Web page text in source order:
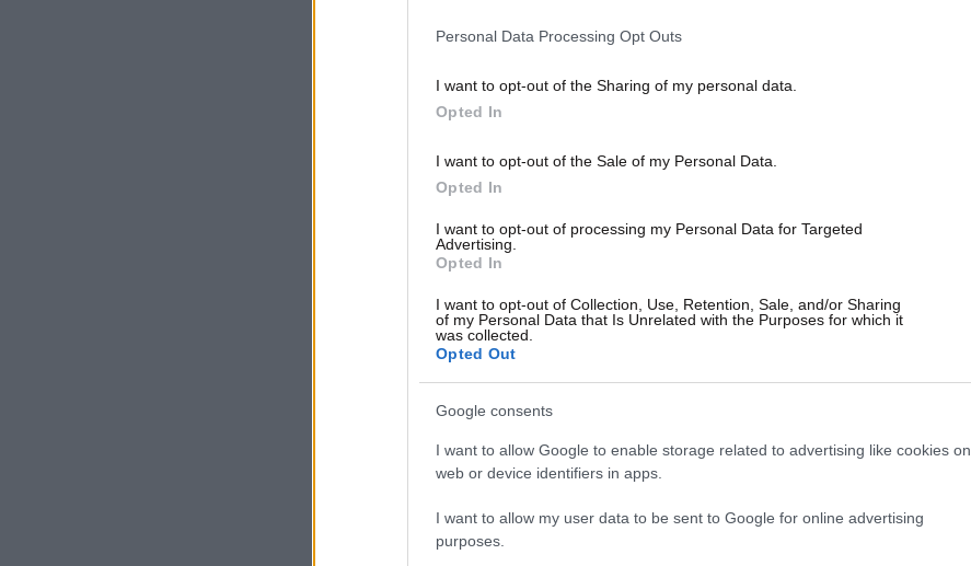
Personal Data Processing Opt Outs
I want to opt-out of the Sharing of my personal data.
Opted In
I want to opt-out of the Sale of my Personal Data.
Opted In
I want to opt-out of processing my Personal Data for Targeted
Advertising.
Opted In
I want to opt-out of Collection, Use, Retention, Sale, and/or Sharing
of my Personal Data that Is Unrelated with the Purposes for which it
was collected.
Opted Out
Google consents
I want to allow Google to enable storage related to advertising like cookies on
web or device identifiers in apps.
I want to allow my user data to be sent to Google for online advertising
purposes.